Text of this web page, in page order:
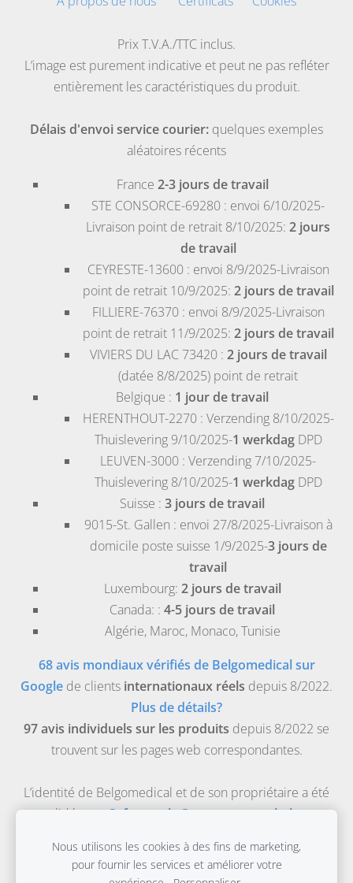
Prix T.V.A./TTC inclus.
L’image est purement indicative et peut ne pas refléter
entièrement les caractéristiques du produit.
Délais d'envoi service courier: quelques exemples
aléatoires récents
France 2-3 jours de travail
STE CONSORCE-69280 : envoi 6/10/2025-
Livraison point de retrait 8/10/2025: 2 jours
de travail
CEYRESTE-13600: envoi 8/9/2025-Livraison
point de retrait 10/9/2025: 2 jours de travail
FILLIERE-76370: envoi 8/9/2025-Livraison
point de retrait 11/9/2025: 2 jours de travail
VIVIERS DU LAC 73420: 2 jours de travail
(datée 8/8/2025) point de retrait
Belgique : 1 jour de travail
HERENTHOUT-2270: Verzending 8/10/2025-
Thuislevering 9/10/2025-1 werkdagDPD
LEUVEN-3000 : Verzending 7/10/2025-
Thuislevering 8/10/2025-1 werkdagDPD
Suisse : 3 jours de travail
9015-St. Gallen : envoi 27/8/2025-Livraison à
domicile poste suisse 1/9/2025-3 jours de
travail
Luxembourg: 2 jours de travail
Canada: : 4-5 jours de travail
Algérie, Maroc, Monaco,Tunisie
68 avis mondiaux vérifiés de Belgomedical sur
Google de clients internationaux réels depuis 8/2022.
Plus de détails?
97 avis individuels sur les produits depuis 8/2022 se
trouvent sur les pages web correspondantes.
L’identité de Belgomedical et de son propriétaire a été
validée parSafeonweb-Gouvernement belge.
Evidence Based Materials bv, une entreprise médicale
enregistrée pour la distribution et la commercialisation
Nous utilisons les cookies à des fins de marketing,
pour fournir les services et améliorer votre